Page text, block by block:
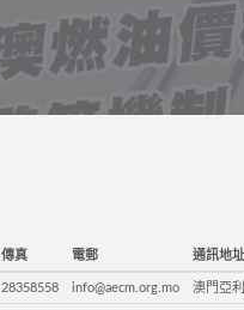
傳真 電郵 通訊地址
28358558 info@aecm.org.mo 澳門亞